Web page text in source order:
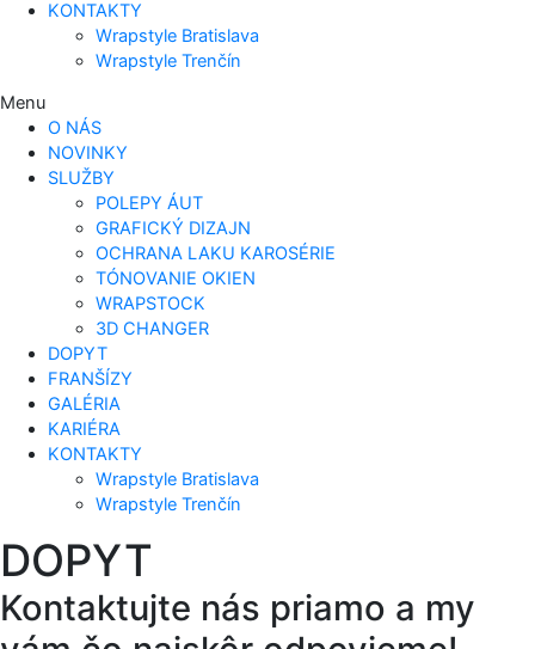
KONTAKTY
Wrapstyle Bratislava
Wrapstyle Trenčín
Menu
O NÁS
NOVINKY
SLUŽBY
POLEPY ÁUT
GRAFICKÝ DIZAJN
OCHRANA LAKU KAROSÉRIE
TÓNOVANIE OKIEN
WRAPSTOCK
3D CHANGER
DOPYT
FRANŠÍZY
GALÉRIA
KARIÉRA
KONTAKTY
Wrapstyle Bratislava
Wrapstyle Trenčín
DOPYT
Kontaktujte nás priamo a my